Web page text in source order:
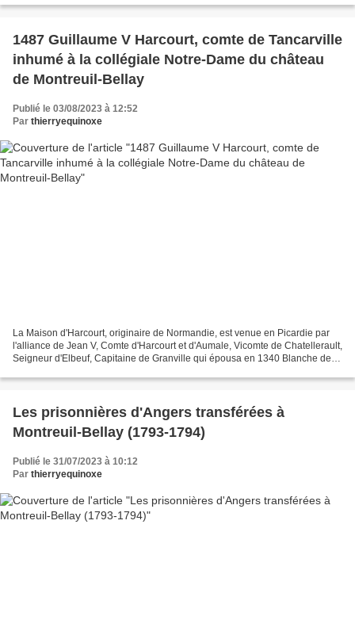
1487 Guillaume V Harcourt, comte de Tancarville
inhumé à la collégiale Notre-Dame du château
de Montreuil-Bellay
Publié le 03/08/2023 à 12:52
Par thierryequinoxe
La Maison d'Harcourt, originaire de Normandie, est venue en Picardie par
l'alliance de Jean V, Comte d'Harcourt et d'Aumale, Vicomte de Chatellerault,
Seigneur d'Elbeuf, Capitaine de Granville qui épousa en 1340 Blanche de
Les prisonnières d'Angers transférées à
Montreuil-Bellay (1793-1794)
Publié le 31/07/2023 à 10:12
Par thierryequinoxe